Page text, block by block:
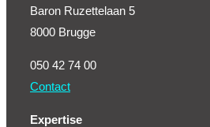
Baron Ruzettelaan 5
8000 Brugge
050 42 74 00
Contact
Expertise